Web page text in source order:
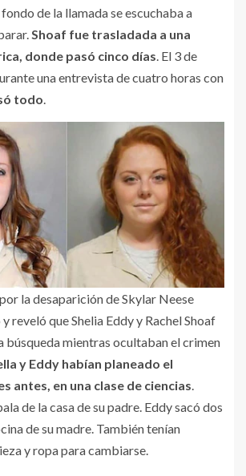
fondo de la llamada se escuchaba a
Shoaf fue trasladada a una
donde pasó cinco días. El 3 de
una entrevista de cuatro horas con
todo.
la desaparición de Skylar Neese
reveló que Shelia Eddy y Rachel Shoaf
búsqueda mientras ocultaban el crimen
y Eddy habían planeado el
antes, en una clase de ciencias.
de la casa de su padre. Eddy sacó dos
de su madre. También tenían
y ropa para cambiarse.